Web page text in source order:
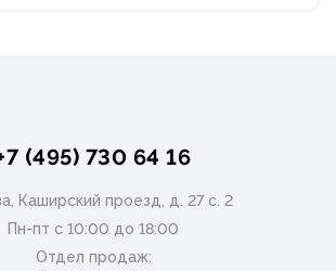
(495) 730 64 16
Каширский проезд, д. 27 с. 2
Пн-пт с 10:00 до 18:00
Отдел продаж: